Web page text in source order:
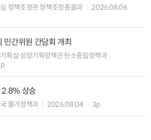
정책조정관 정책조정총괄과
2026.08.06
민간위원 간담회 개최
획실 성장기획정책관 탄소중립정책과
2.8% 상승
물가정책과 2026.08.04 3p